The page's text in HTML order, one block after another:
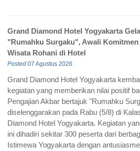
Grand Diamond Hotel Yogyakarta
"Rumahku Surgaku", Awali
Wisata Rohani di Hotel
Posted 07 Agustus 2026
Grand Diamond Hotel Yogyakarta
kegiatan yang memberikan nilai positif
Pengajian Akbar bertajuk "Rumahku
diselenggarakan pada Rabu (5/8) di
Diamond Hotel Yogyakarta. Kegiatan
ini dihadiri sekitar 300 peserta dari
Istimewa Yogyakarta dengan